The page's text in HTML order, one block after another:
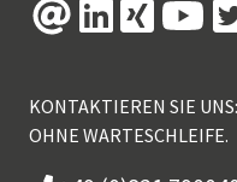
KONTAKTIEREN SIE
OHNE WARTESCHLEIFE.